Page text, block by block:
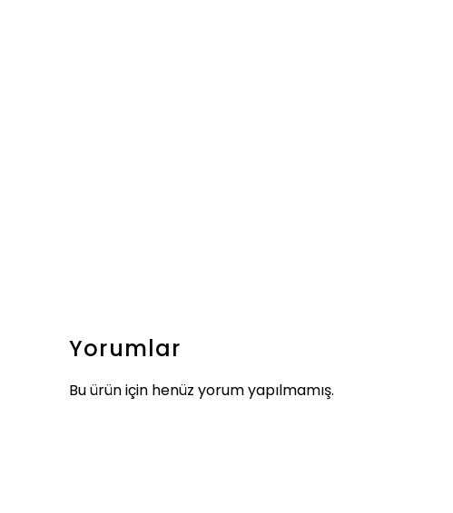
Yorumlar
Bu ürün için henüz yorum yapılmamış.